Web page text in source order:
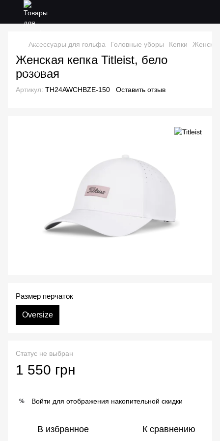
Аксессуары для гольфа Головные уборы Кепки
Женская кепка Titleist, бело
розовая
Артикул: TH24AWCHBZE-150 Оставить отзыв
Размер перчаток
Oversize
Статус не выбран
1 550 грн
% Войти для отображения накопительной скидки
В избранное К сравнению